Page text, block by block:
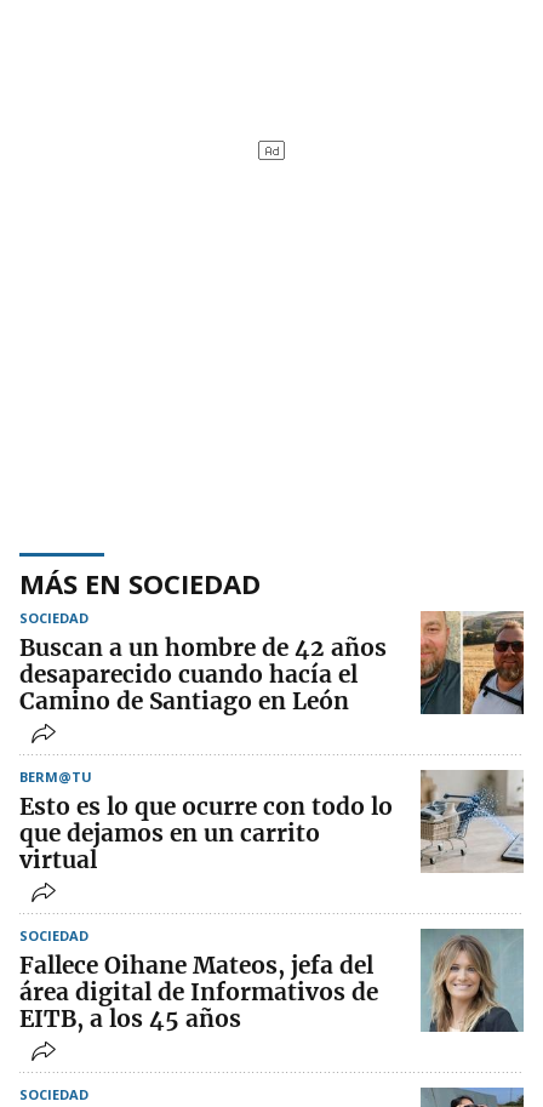
MÁS EN SOCIEDAD
SOCIEDAD
Buscan a un hombre de 42 años
desaparecido cuando hacía el
Camino de Santiago en León
BERM@TU
Esto es lo que ocurre con todo lo
que dejamos en un carrito
virtual
SOCIEDAD
Fallece Oihane Mateos, jefa del
área digital de Informativos de
EITB, a los 45 años
SOCIEDAD